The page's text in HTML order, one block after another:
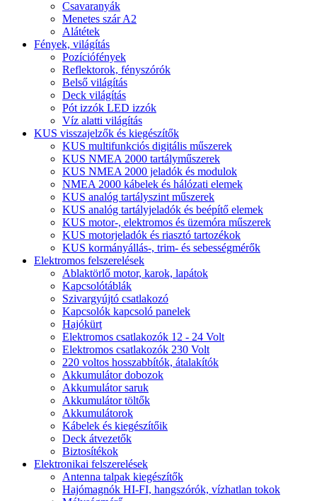
Csavaranyák
Menetes szár A2
Alátétek
Fények, világítás
Pozíciófények
Reflektorok, fényszórók
Belső világítás
Deck világítás
Pót izzók LED izzók
Víz alatti világítás
KUS visszajelzők és kiegészítők
KUS multifunkciós digitális műszerek
KUS NMEA 2000 tartályműszerek
KUS NMEA 2000 jeladók és modulok
NMEA 2000 kábelek és hálózati elemek
KUS analóg tartályszint műszerek
KUS analóg tartályjeladók és beépítő elemek
KUS motor-, elektromos és üzemóra műszerek
KUS motorjeladók és riasztó tartozékok
KUS kormányállás-, trim- és sebességmérők
Elektromos felszerelések
Ablaktörlő motor, karok, lapátok
Kapcsolótáblák
Szivargyújtó csatlakozó
Kapcsolók kapcsoló panelek
Hajókürt
Elektromos csatlakozók 12 - 24 Volt
Elektromos csatlakozók 230 Volt
220 voltos hosszabbítók, átalakítók
Akkumulátor dobozok
Akkumulátor saruk
Akkumulátor töltők
Akkumulátorok
Kábelek és kiegészítőik
Deck átvezetők
Biztosítékok
Elektronikai felszerelések
Antenna talpak kiegészítők
Hajómagnók HI-FI, hangszórók, vízhatlan tokok